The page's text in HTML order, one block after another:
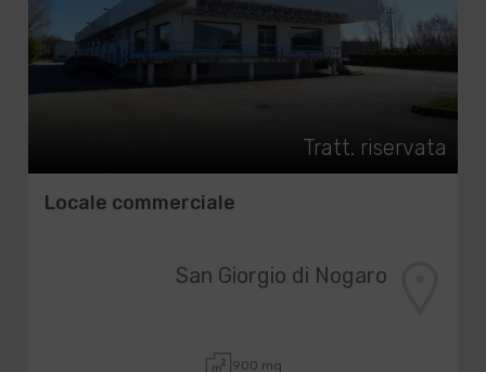
Tratt. riservata
Locale commerciale
San Giorgio di Nogaro
900 mq